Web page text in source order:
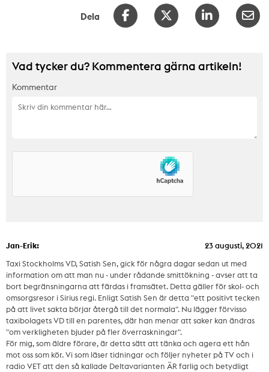
Dela
Vad tycker du? Kommentera gärna artikeln!
Kommentar
Jan-Erik:
23 augusti, 2021
Taxi Stockholms VD, Satish Sen, gick för några dagar sedan ut med
information om att man nu - under rådande smittökning - avser att ta
bort begränsningarna att färdas i framsätet. Detta gäller för skol- och
omsorgsresor i Sirius regi. Enligt Satish Sen är detta "ett positivt tecken
på att livet sakta börjar återgå till det normala". Nu lägger förvisso
taxibolagets VD till en parentes, där han menar att saker kan ändras
"om verkligheten bjuder på fler överraskningar".
För mig, som äldre förare, är detta sätt att tänka och agera ett hån
mot oss som kör. Vi som läser tidningar och följer nyheter på TV och i
radio VET att den så kallade Deltavarianten ÄR farlig och betydligt